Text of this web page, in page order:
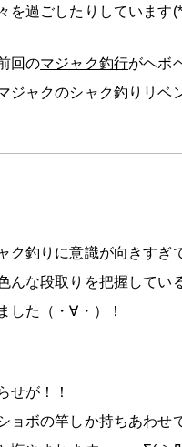
を過ごしたりしています
回のマジャク釣行がヘボ
ジャクのシャク釣りリベ
ク釣りに意識が向きすぎ
んな段取りを把握してい
した（・∀・）！
せが！！
ョボの竿しか持ちあわせ